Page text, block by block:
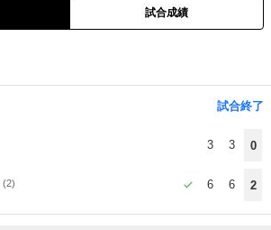
試合成績
試合終了
3 3 0
(2)
6 6 2